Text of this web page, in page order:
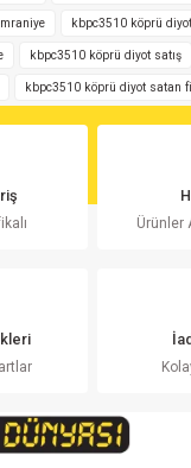
bulunuyor.
daha pahalı.
alternatifler olmalı.
kbpc3510 köprü
kbpc3510 köprü diyot satış
kbpc3510 köprü diyot satan
Ürünler